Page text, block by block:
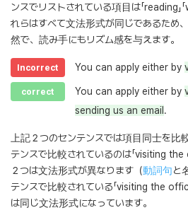
ンスでリストされている項目は「reading」
れらはすべて文法形式が同じであるため
然で、読み手にもリズム感を与えます。
Incorrect You can apply either by
correct You can apply either by
sending us an email .
上記２つのセンテンスでは項目同士を比
テンスで比較されているのは「visiting the
２つは文法形式が異なります（動詞句と
テンスで比較されている「visiting the
は同じ文法形式になっています。